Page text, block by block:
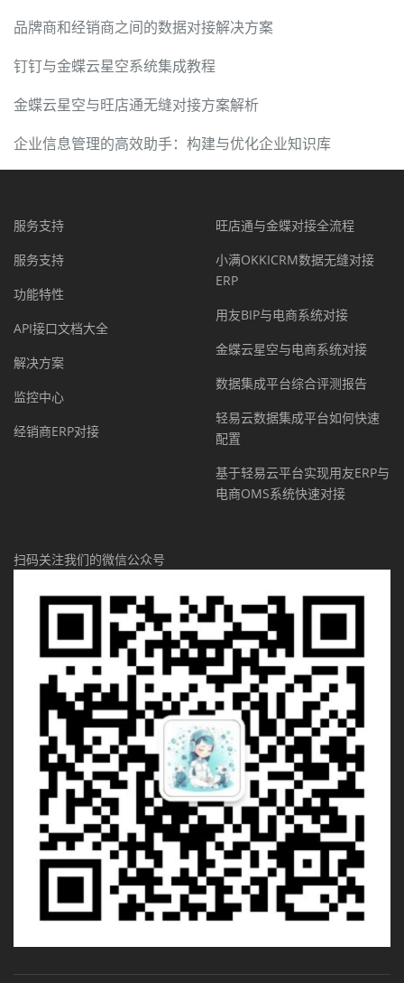
品牌商和经销商之间的数据对接解决方案
钉钉与金蝶云星空系统集成教程
金蝶云星空与旺店通无缝对接方案解析
企业信息管理的高效助手：构建与优化企业知识库
服务支持
服务支持
功能特性
API接口文档大全
解决方案
监控中心
经销商ERP对接
旺店通与金蝶对接全流程
小满OKKICRM数据无缝对接
ERP
用友BIP与电商系统对接
金蝶云星空与电商系统对接
数据集成平台综合评测报告
轻易云数据集成平台如何快速
配置
基于轻易云平台实现用友ERP与
电商OMS系统快速对接
扫码关注我们的微信公众号